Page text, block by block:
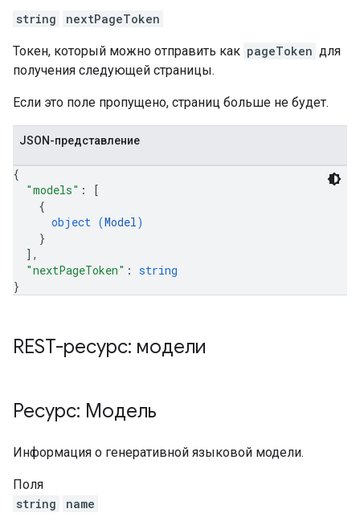
string nextPageToken
Токен, который можно отправить как pageToken для
получения следующей страницы.
Если это поле пропущено, страниц больше не будет.
JSON-представление
{
"models" :
[
{
object (Model)
}
] ,
"nextPageToken" : string
}
REST-ресурс: модели
Ресурс: Модель
Информация о генеративной языковой модели.
Поля
string
name